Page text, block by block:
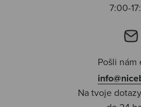
7:00-
Pošli nám
Na tvoje